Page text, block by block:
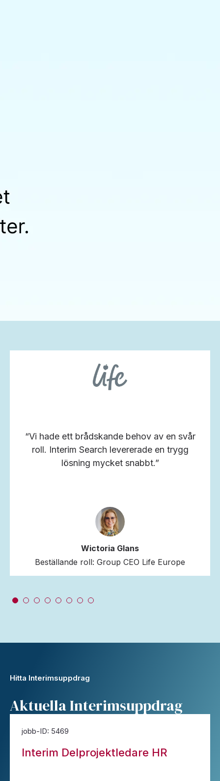
“Vi hade ett brådskande behov av en svår
roll. Interim Search levererade en trygg
lösning mycket snabbt.”
Wictoria Glans
Beställande roll: Group CEO Life Europe
Hitta Interimsuppdrag
Aktuella Interimsuppdrag
jobb-ID: 5469
Interim Delprojektledare HR